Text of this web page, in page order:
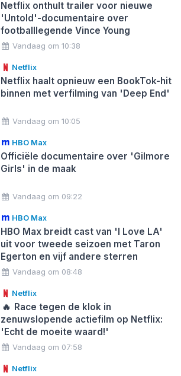
Netflix onthult trailer voor nieuwe
'Untold'-documentaire over
footballlegende Vince Young
Vandaag om 10:38
Netflix
Netflix haalt opnieuw een BookTok-hit
binnen met verfilming van 'Deep End'
Vandaag om 10:05
HBO Max
Officiële documentaire over 'Gilmore
Girls' in de maak
Vandaag om 09:22
HBO Max
HBO Max breidt cast van 'I Love LA'
uit voor tweede seizoen met Taron
Egerton en vijf andere sterren
Vandaag om 08:48
Netflix
🔥 Race tegen de klok in
zenuwslopende actiefilm op Netflix:
'Echt de moeite waard!'
Vandaag om 07:58
Netflix